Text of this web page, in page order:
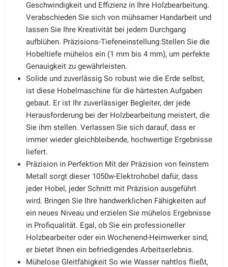
Geschwindigkeit und Effizienz in Ihre Holzbearbeitung.
Verabschieden Sie sich von mühsamer Handarbeit und
lassen Sie Ihre Kreativität bei jedem Durchgang
aufblühen. Präzisions-Tiefeneinstellung:Stellen Sie die
Hobeltiefe mühelos ein (1 mm bis 4 mm), um perfekte
Genauigkeit zu gewährleisten.
Solide und zuverlässig So robust wie die Erde selbst,
ist diese Hobelmaschine für die härtesten Aufgaben
gebaut. Er ist Ihr zuverlässiger Begleiter, der jede
Herausforderung bei der Holzbearbeitung meistert, die
Sie ihm stellen. Verlassen Sie sich darauf, dass er
immer wieder gleichbleibende, hochwertige Ergebnisse
liefert.
Präzision in Perfektion Mit der Präzision von feinstem
Metall sorgt dieser 1050w-Elektrohobel dafür, dass
jeder Hobel, jeder Schnitt mit Präzision ausgeführt
wird. Bringen Sie Ihre handwerklichen Fähigkeiten auf
ein neues Niveau und erzielen Sie mühelos Ergebnisse
in Profiqualität. Egal, ob Sie ein professioneller
Holzbearbeiter oder ein Wochenend-Heimwerker sind,
er bietet Ihnen ein befriedigendes Arbeitserlebnis.
Mühelose Gleitfähigkeit So wie Wasser nahtlos fließt,